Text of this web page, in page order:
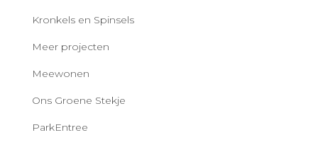
Kronkels en Spinsels
Meer projecten
Meewonen
Ons Groene Stekje
ParkEntree